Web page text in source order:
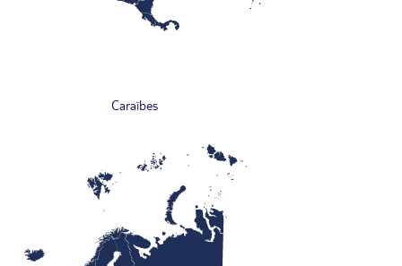
Caraïbes